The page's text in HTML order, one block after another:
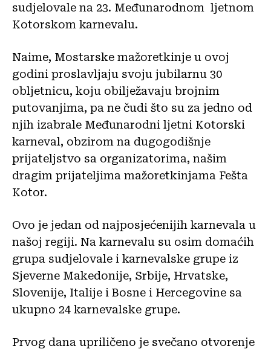
sudjelovale na 23. Međunarodnom ljetnom
Kotorskom karnevalu.
Naime, Mostarske mažoretkinje u ovoj
godini proslavljaju svoju jubilarnu 30
obljetnicu, koju obilježavaju brojnim
putovanjima, pa ne čudi što su za jedno od
njih izabrale Međunarodni ljetni Kotorski
karneval, obzirom na dugogodišnje
prijateljstvo sa organizatorima, našim
dragim prijateljima mažoretkinjama Fešta
Kotor.
Ovo je jedan od najposjećenijih karnevala u
našoj regiji. Na karnevalu su osim domaćih
grupa sudjelovale i karnevalske grupe iz
Sjeverne Makedonije, Srbije, Hrvatske,
Slovenije, Italije i Bosne i Hercegovine sa
ukupno 24 karnevalske grupe.
Prvog dana upriličeno je svečano otvorenje